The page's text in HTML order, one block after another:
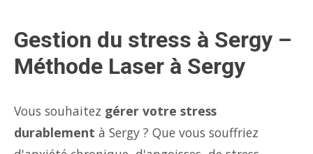
Gestion du stress à Sergy –
Méthode Laser à Sergy
Vous souhaitez gérer votre stress
durablement à Sergy ? Que vous souffriez